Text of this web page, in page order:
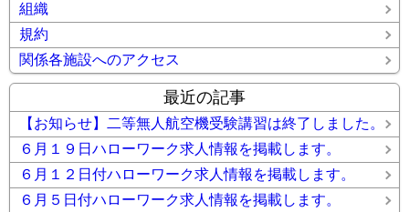
組織
規約
関係各施設へのアクセス
最近の記事
【お知らせ】二等無人航空機受験講習は終了しました。
６月１９日ハローワーク求人情報を掲載します。
６月１２日付ハローワーク求人情報を掲載します。
６月５日付ハローワーク求人情報を掲載します。